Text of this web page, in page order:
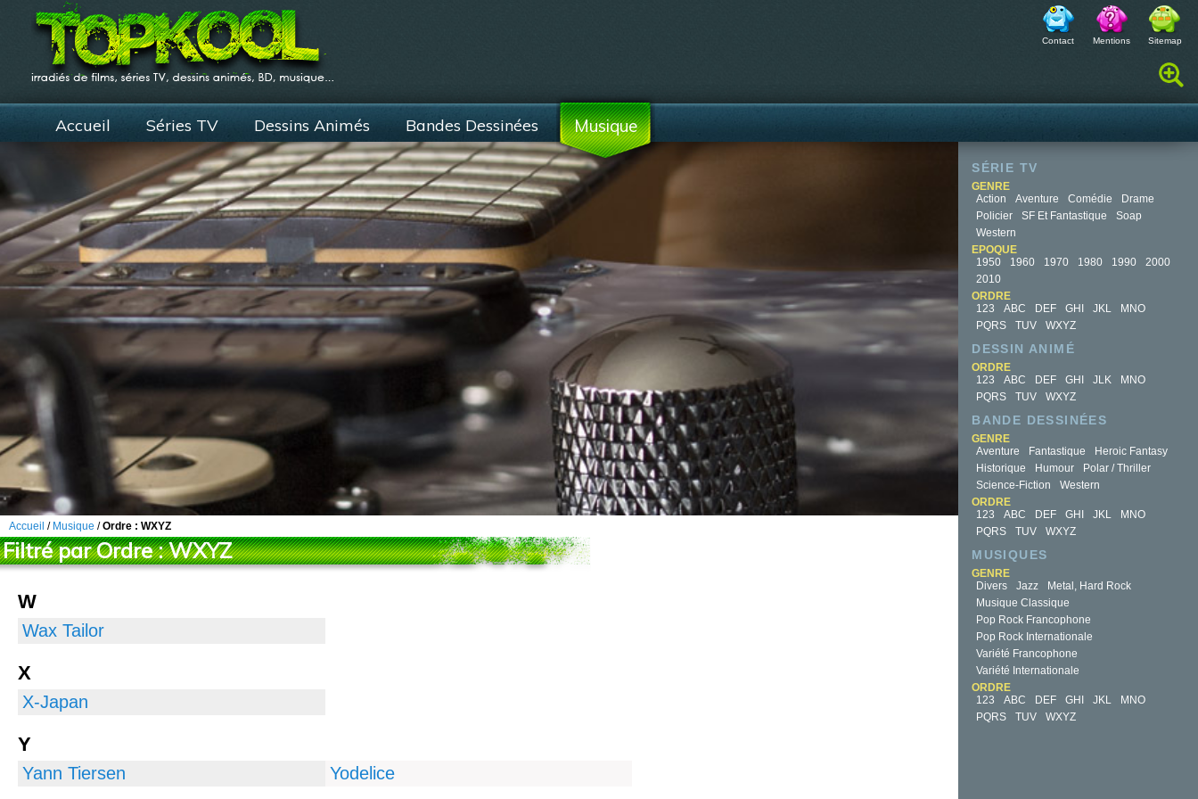
Contact Mentions Sitemap
Rechercher :
Accueil Séries TV Dessins Animés Bandes Dessinées Musique
SÉRIE TV
GENRE
Action
Aventure Comédie
Drame
Policier
SF Et Fantastique
Soap
Western
EPOQUE
1950
1960 1970 1980 1990
2000
2010
ORDRE
123
ABC DEF GHI JKL
MNO
PQRS
TUV WXYZ
DESSIN ANIMÉ
ORDRE
123
ABC DEF GHI JLK
MNO
PQRS
TUV WXYZ
BANDE DESSINÉES
GENRE
Aventure
Fantastique
Heroic Fantasy
Historique
Humour
Polar / Thriller
Science-Fiction
Western
ORDRE
123
ABC DEF GHI JKL
MNO
PQRS
TUV WXYZ
MUSIQUES
GENRE
Divers
Jazz
Metal, Hard Rock
Musique Classique
Pop Rock Francophone
Pop Rock Internationale
Variété Francophone
Variété Internationale
ORDRE
123
ABC DEF GHI JKL
MNO
PQRS
TUV WXYZ
Accueil / Musique /Ordre : WXYZ
Filtré par Ordre :WXYZ
W
Wax Tailor
X
X-Japan
Y
Yann Tiersen Yodelice